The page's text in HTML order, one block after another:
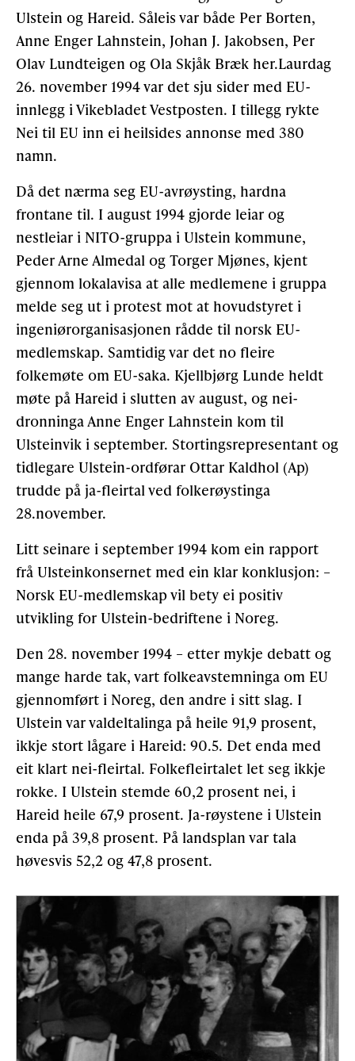
Ulstein og Hareid. Såleis var både Per Borten,
Anne Enger Lahnstein, Johan J. Jakobsen, Per
Olav Lundteigen og Ola Skjåk Bræk her.Laurdag
26. november 1994 var det sju sider med EU-
innlegg i Vikebladet Vestposten. I tillegg rykte
Nei til EU inn ei heilsides annonse med 380
namn.
Då det nærma seg EU-avrøysting, hardna
frontane til. I august 1994 gjorde leiar og
nestleiar i NITO-gruppa i Ulstein kommune,
Peder Arne Almedal og Torger Mjønes, kjent
gjennom lokalavisa at alle medlemene i gruppa
melde seg ut i protest mot at hovudstyret i
ingeniørorganisasjonen rådde til norsk EU-
medlemskap. Samtidig var det no fleire
folkemøte om EU-saka. Kjellbjørg Lunde heldt
møte på Hareid i slutten av august, og nei-
dronninga Anne Enger Lahnstein kom til
Ulsteinvik i september. Stortingsrepresentant og
tidlegare Ulstein-ordførar Ottar Kaldhol (Ap)
trudde på ja-fleirtal ved folkerøystinga
28.november.
Litt seinare i september 1994 kom ein rapport
frå Ulsteinkonsernet med ein klar konklusjon: –
Norsk EU-medlemskap vil bety ei positiv
utvikling for Ulstein-bedriftene i Noreg.
Den 28. november 1994 – etter mykje debatt og
mange harde tak, vart folkeavstemninga om EU
gjennomført i Noreg, den andre i sitt slag. I
Ulstein var valdeltalinga på heile 91,9 prosent,
ikkje stort lågare i Hareid: 90.5. Det enda med
eit klart nei-fleirtal. Folkefleirtalet let seg ikkje
rokke. I Ulstein stemde 60,2 prosent nei, i
Hareid heile 67,9 prosent. Ja-røystene i Ulstein
enda på 39,8 prosent. På landsplan var tala
høvesvis 52,2 og 47,8 prosent.